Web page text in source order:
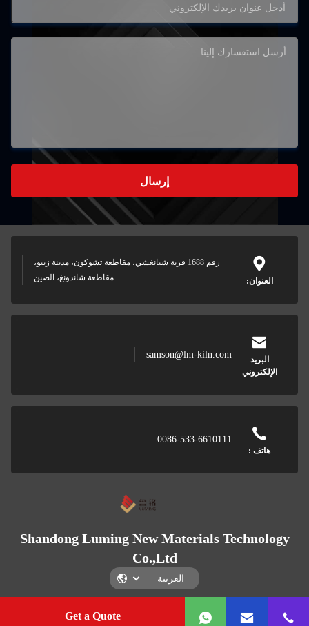
إرسال
العنوان:
رقم 1688 قرية شيانغشي، مقاطعة تشوكون، مدينة زيبو،
مقاطعة شاندونغ، الصين
البريد
الإلكتروني
samson@lm-kiln.com
هاتف :
0086-533-6610111
Shandong Luming New Materials Technology
Co.,Ltd
Shandong Luming New Materials Technology Co.,Ltd
Get a Quote